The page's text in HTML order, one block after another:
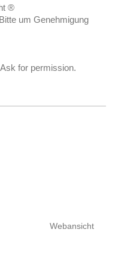
®
um Genehmigung
for permission.
Webansicht